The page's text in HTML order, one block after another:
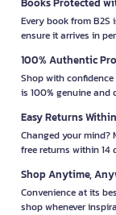
Every book from
ensure it arrives in
100% Authentic
Shop with
is 100% genuine and
Easy Returns
Changed your mind?
free returns within 14
Shop Anytime,
Convenience at its
shop whenever